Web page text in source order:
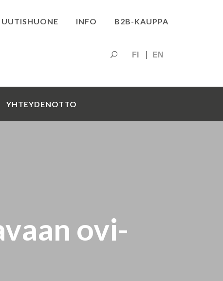
UUTISHUONE INFO B2B-KAUPPA
FI EN
YHTEYDENOTTO
ovi-